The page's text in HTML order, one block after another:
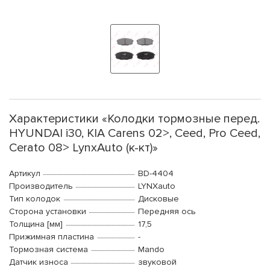
Характеристики «Колодки тормозные перед.
HYUNDAI i30, KIA Carens 02>, Ceed, Pro Ceed,
Cerato 08> LynxAuto (к-кт)»
Артикул
BD-4404
Производитель
LYNXauto
Тип колодок
Дисковые
Сторона установки
Передняя ось
Толщина [мм]
17,5
Прижимная пластина
-
Тормозная система
Mando
Датчик износа
звуковой